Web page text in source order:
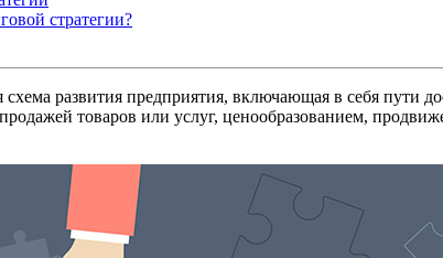
стратегии?
схема развития предприятия, включающая в себя
товаров или услуг, ценообразованием,